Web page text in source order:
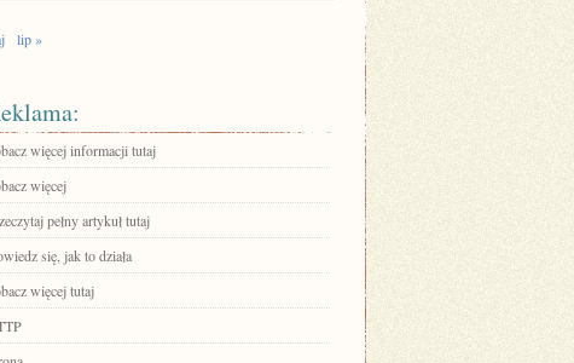
lip »
więcej informacji tutaj
więcej
pełny artykuł tutaj
się, jak to działa
więcej tutaj